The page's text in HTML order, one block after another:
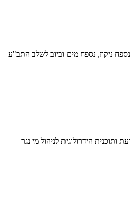
ניקוז, נספח מים וביוב לשלב התב"ע